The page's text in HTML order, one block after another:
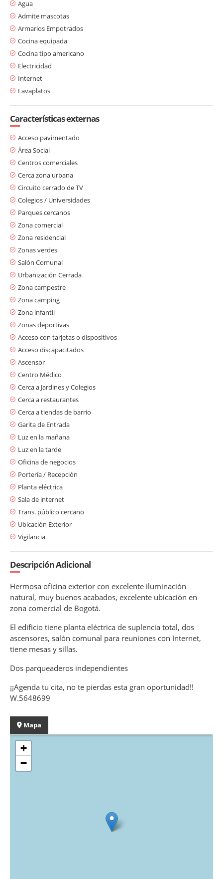
Agua
Admite mascotas
Armarios Empotrados
Cocina equipada
Cocina tipo americano
Electricidad
Internet
Lavaplatos
Características externas
Acceso pavimentado
Área Social
Centros comerciales
Cerca zona urbana
Circuito cerrado de TV
Colegios / Universidades
Parques cercanos
Zona comercial
Zona residencial
Zonas verdes
Salón Comunal
Urbanización Cerrada
Zona campestre
Zona camping
Zona infantil
Zonas deportivas
Acceso con tarjetas o dispositivos
Acceso discapacitados
Ascensor
Centro Médico
Cerca a Jardines y Colegios
Cerca a restaurantes
Cerca a tiendas de barrio
Garita de Entrada
Luz en la mañana
Luz en la tarde
Oficina de negocios
Portería / Recepción
Planta eléctrica
Sala de internet
Trans. público cercano
Ubicación Exterior
Vigilancia
Descripción Adicional
Hermosa oficina exterior con excelente iluminación
natural, muy buenos acabados, excelente ubicación en
zona comercial de Bogotá.
El edificio tiene planta eléctrica de suplencia total, dos
ascensores, salón comunal para reuniones con Internet,
tiene mesas y sillas.
Dos parqueaderos independientes
¡¡Agenda tu cita, no te pierdas esta gran oportunidad!!
W.5648699
Mapa
+
−